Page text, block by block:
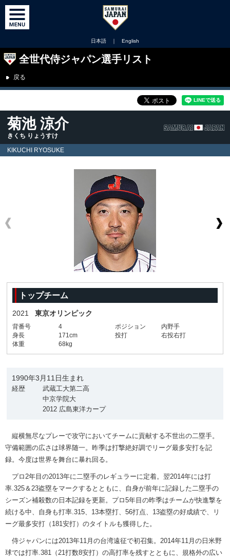
日本語 ｜ English
全世代侍ジャパン選手リスト
戻る
菊池 涼介
きくち りょうすけ
KIKUCHI RYOSUKE
トップチーム
2021 東京オリンピック
背番号 4 ポジション
内野手
身長
171cm 投打
右投右打
体重
68kg
1990年3月11日生まれ
経歴
武蔵工大第二高
中京学院大
2012 広島東洋カープ
縦横無尽なプレーで攻守においてチームに貢献する不世出の二塁手。
守備範囲の広さは球界随一。昨季は打撃絶好調でリーグ最多安打を記
録。今度は世界を舞台に暴れ回る。
プロ2年目の2013年に二塁手のレギュラーに定着。翌2014年には打
率.325＆23盗塁をマークするとともに、自身が前年に記録した二塁手の
シーズン補殺数の日本記録を更新。プロ5年目の昨季はチームが快進撃を
続ける中、自身も打率.315、13本塁打、56打点、13盗塁の好成績で、リ
ーグ最多安打（181安打）のタイトルも獲得した。
侍ジャパンには2013年11月の台湾遠征で初召集。2014年11月の日米野
球では打率.381（21打数8安打）の高打率を残すとともに、規格外の広い